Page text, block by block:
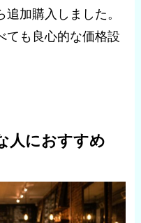
加購入しました。
ても良心的な価格設
人におすすめ